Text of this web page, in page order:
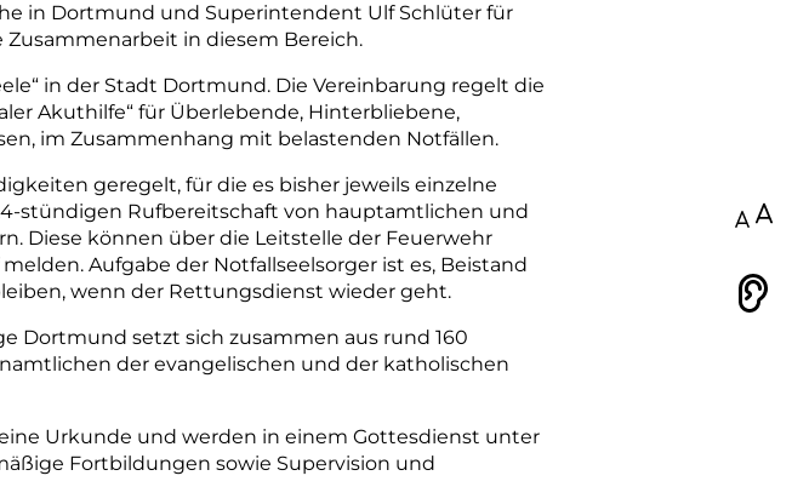
in Dortmund und Superintendent Ulf Schlüter für
in diesem Bereich.
in der Stadt Dortmund. Die Vereinbarung regelt die
Akuthilfe“ für Überlebende, Hinterbliebene,
im Zusammenhang mit belastenden Notfällen.
geregelt, für die es bisher jeweils einzelne
stündigen Rufbereitschaft von hauptamtlichen und
Diese können über die Leitstelle der Feuerwehr
Aufgabe der Notfallseelsorger ist es, Beistand
wenn der Rettungsdienst wieder geht.
Dortmund setzt sich zusammen aus rund 160
der evangelischen und der katholischen
Urkunde und werden in einem Gottesdienst unter
Fortbildungen sowie Supervision und